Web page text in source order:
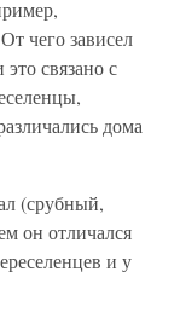
чего зависел
связано с
дома
(срубный,
он отличался
и у